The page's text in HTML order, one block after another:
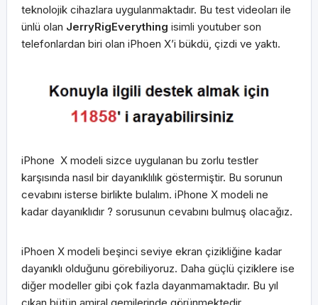
teknolojik cihazlara uygulanmaktadır. Bu test videoları ile
ünlü olan JerryRigEverything isimli youtuber son
telefonlardan biri olan iPhoen X’i bükdü, çizdi ve yaktı.
iPhone X modeli sizce uygulanan bu zorlu testler
karşısında nasıl bir dayanıklılık göstermiştir. Bu sorunun
cevabını isterse birlikte bulalım. iPhone X modeli ne
kadar dayanıklıdır ? sorusunun cevabını bulmuş olacağız.
iPhoen X modeli beşinci seviye ekran çizikliğine kadar
dayanıklı olduğunu görebiliyoruz. Daha güçlü çiziklere ise
diğer modeller gibi çok fazla dayanmamaktadır. Bu yıl